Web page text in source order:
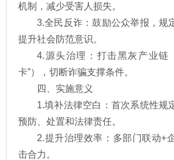
机制，减少受害人损失。
3.全民反诈：鼓励公众举报，规
提升社会防范意识。
4.源头治理：打击黑灰产业链
卡”），切断诈骗支撑条件。
四、实施意义
1.填补法律空白：首次系统性规
预防、处置和法律责任。
2.提升治理效率：多部门联动+
击合力。